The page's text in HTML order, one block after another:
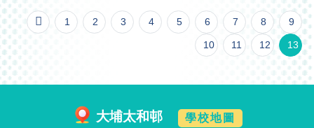
1 2 3 4 5 6 7 8 9
10 11 12 13
大埔太和邨 學校地圖